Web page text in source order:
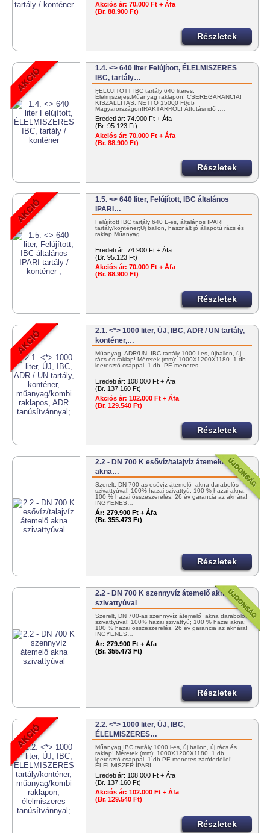
Akciós ár: 70.000 Ft + Áfa
(Br. 88.900 Ft)
Részletek
1.4. <> 640 liter Felújított, ÉLELMISZERES
IBC, tartály…
FELÚJÍTOTT IBC tartály 640 literes,
Élelmiszeres,Műanyag raklapon! CSEREGARANCIA!
KISZÁLLÍTÁS: NETTÓ 15000 Ft/db
Magyarországon!RAKTÁRRÓL! Átfutási idő :…
Eredeti ár: 74.900 Ft + Áfa
(Br. 95.123 Ft)
Akciós ár: 70.000 Ft + Áfa
(Br. 88.900 Ft)
Részletek
1.5. <> 640 liter, Felújított, IBC általános
IPARI…
Felújított IBC tartály 640 L-es, általános IPARI
tartály/konténer;Új ballon, használt jó állapotú rács és
raklap.Műanyag…
Eredeti ár: 74.900 Ft + Áfa
(Br. 95.123 Ft)
Akciós ár: 70.000 Ft + Áfa
(Br. 88.900 Ft)
Részletek
2.1. <*> 1000 liter, ÚJ, IBC, ADR / UN tartály,
konténer,…
Műanyag, ADR/UN IBC tartály 1000 l-es, újballon, új
rács és raklap! Méretek (mm): 1000X1200X1180. 1 db
leeresztő csappal, 1 db PE menetes…
Eredeti ár: 108.000 Ft + Áfa
(Br. 137.160 Ft)
Akciós ár: 102.000 Ft + Áfa
(Br. 129.540 Ft)
Részletek
2.2 - DN 700 K esővíz/talajvíz átemelő
akna…
Szerelt, DN 700-as esővíz átemelő akna darabolós
szivattyúval! 100% hazai szivattyú; 100 % hazai akna;
100 % hazai összeszerelés. 26 év garancia az aknára!
INGYENES…
Ár: 279.900 Ft + Áfa
(Br. 355.473 Ft)
Részletek
2.2 - DN 700 K szennyvíz átemelő akna
szivattyúval
Szerelt, DN 700-as szennyvíz átemelő akna darabolós
szivattyúval! 100% hazai szivattyú; 100 % hazai akna;
100 % hazai összeszerelés. 26 év garancia az aknára!
INGYENES…
Ár: 279.900 Ft + Áfa
(Br. 355.473 Ft)
Részletek
2.2. <*> 1000 liter, ÚJ, IBC,
ÉLELMISZERES…
Műanyag IBC tartály 1000 l-es, új ballon, új rács és
raklap! Méretek (mm): 1000X1200X1180. 1 db
leeresztő csappal, 1 db PE menetes zárófedéllel!
ÉLELMISZER-IPARI…
Eredeti ár: 108.000 Ft + Áfa
(Br. 137.160 Ft)
Akciós ár: 102.000 Ft + Áfa
(Br. 129.540 Ft)
Részletek